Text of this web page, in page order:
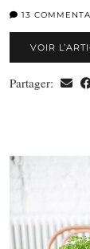
13
VOIR
Partager: